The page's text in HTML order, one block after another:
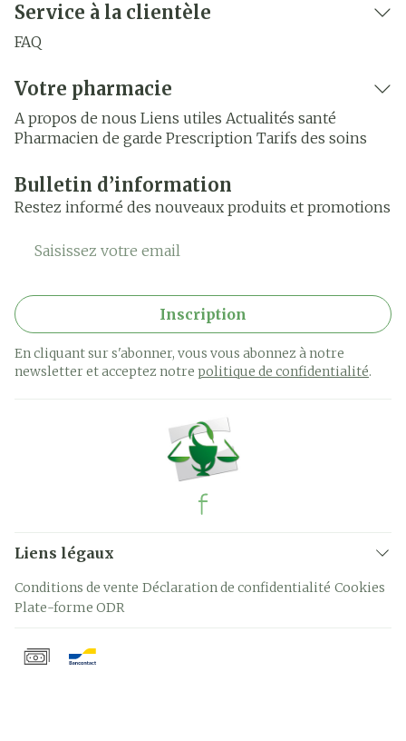
Service à la clientèle
FAQ
Votre pharmacie
A propos de nous Liens utiles Actualités santé
Pharmacien de garde Prescription Tarifs des soins
Bulletin d’information
Restez informé des nouveaux produits et promotions
Adresse mail
Inscription
En cliquant sur s'abonner, vous vous abonnez à notre
newsletter et acceptez notre politique de confidentialité.
Liens légaux
Conditions de vente Déclaration de confidentialité Cookies
Plate-forme ODR